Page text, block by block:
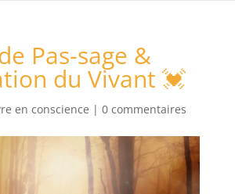
Pas-sage &
du Vivant 💓
en conscience | 0 commentaires